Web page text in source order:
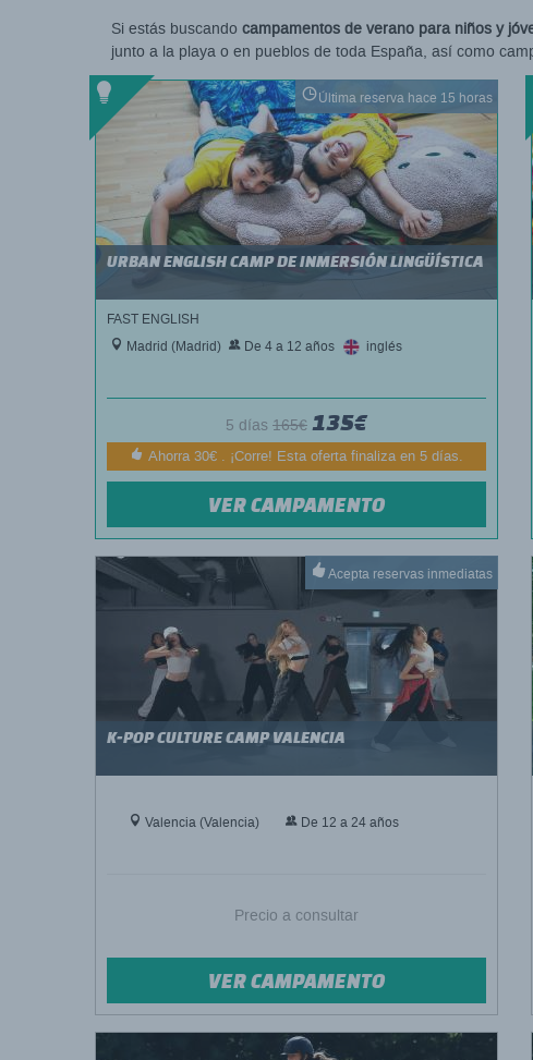
Si estás buscando campamentos de verano para niños y
junto a la playa o en pueblos de toda España, así como
Última reserva hace 15 horas
URBAN ENGLISH CAMP DE INMERSIÓN LINGÜÍSTICA
FAST ENGLISH
Madrid (Madrid)
De 4 a 12 años inglés
5 días 165€ 135€
Ahorra 30€ . ¡Corre! Esta oferta finaliza en 5 días.
VER CAMPAMENTO
Acepta reservas inmediatas
K-POP CULTURE CAMP VALENCIA
Valencia (Valencia) De 12 a 24 años
Precio a consultar
VER CAMPAMENTO